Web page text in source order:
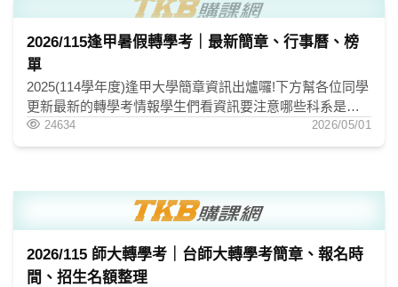
2026/115逢甲暑假轉學考｜最新簡章、行事曆、榜
單
2025(114學年度)逢甲大學簡章資訊出爐囉!下方幫各位同學
更新最新的轉學考情報學生們看資訊要注意哪些科系是筆
試書審下方招生名額考試科目最新的榜單資訊一併整理在
下方
24634 2026/05/01
2026/115 師大轉學考｜台師大轉學考簡章、報名時
間、招生名額整理